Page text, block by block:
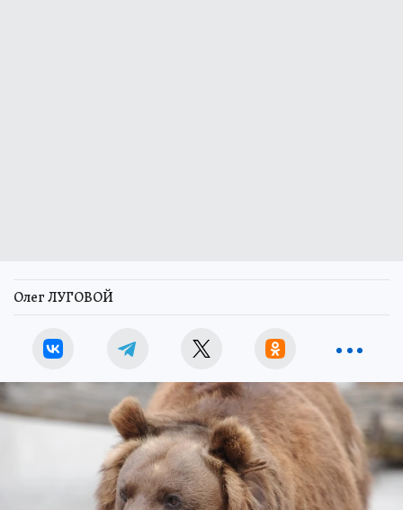
Олег ЛУГОВОЙ